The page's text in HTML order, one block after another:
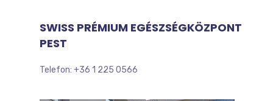
SWISS PRÉMIUM EGÉSZSÉGKÖZPONT
PEST
Telefon: +36 1 225 0566